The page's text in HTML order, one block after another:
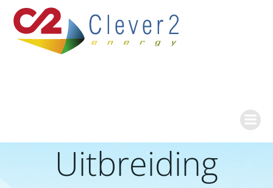
naar
de
inhoud
Uitbreiding